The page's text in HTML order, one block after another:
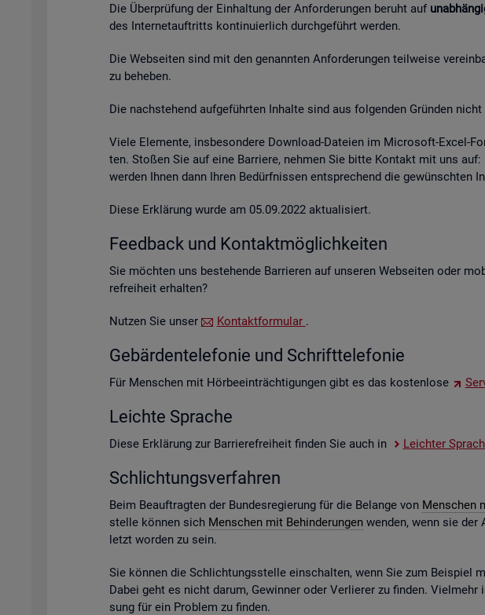
Die Über­prü­fung der Ein­hal­tung der An­for­de­run­gen be­ruht auf
des In­ter­net­auf­tritts kon­ti­nu­ier­lich durch­ge­führt wer­den.
Die Web­sei­ten sind mit den ge­nann­ten An­for­de­run­gen teil­wei­se
zu be­he­ben.
Die nach­ste­hend auf­ge­führ­ten In­hal­te sind aus fol­gen­den Grün­den
Viele Ele­men­te, ins­be­son­de­re Down­load-Da­tei­en im Mi­cro­soft-Excel-
ten. Sto­ßen Sie auf eine Bar­rie­re, neh­men Sie bitte Kon­takt mit uns auf:
wer­den Ihnen dann Ihren Be­dürf­nis­sen ent­spre­chend die ge­wünsch­ten
Diese Er­klä­rung wurde am 05.09.2022 ak­tua­li­siert.
Feed­back und Kon­takt­mög­lich­kei­ten
Sie möch­ten uns be­stehen­de Bar­rie­ren auf un­se­ren Web­sei­ten oder
re­frei­heit er­hal­ten?
Nut­zen Sie unser Kon­takt­for­mu­lar .
Ge­bär­den­te­le­fo­nie und Schrift­te­le­fo­nie
Für Men­schen mit Hör­be­ein­träch­ti­gun­gen gibt es das kos­ten­lo­se
Leich­te Spra­che
Diese Er­klä­rung zur Bar­rie­re­frei­heit fin­den Sie auch in Leich­ter
Schlich­tungs­ver­fah­ren
Beim Be­auf­trag­ten der Bun­des­re­gie­rung für die Be­lan­ge von Men­schen
stel­le kön­nen sich Men­schen mit Be­hin­de­run­genwen­den, wenn sie der
letzt wor­den zu sein.
Sie kön­nen die Schlich­tungs­stel­le ein­schal­ten, wenn Sie zum Bei­spiel
Dabei geht es nicht darum, Ge­win­ner oder Ver­lie­rer zu fin­den.
sung für ein Pro­blem zu fin­den.